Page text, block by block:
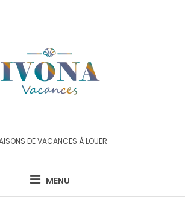
DE VACANCES À LOUER
MENU